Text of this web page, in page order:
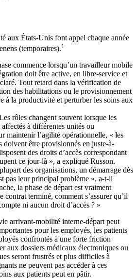
aux États-Unis font appel chaque année
(temporaires).1
commence lorsqu’un travailleur mobile
doit être active, en libre-service et
Tout retard dans la vérification de
des habilitations ou le provisionnement
à la productivité et perturber les soins aux
rôles changent souvent lorsque les
à différentes unités ou
maintenir l’agilité opérationnelle, « les
doivent être provisionnés en juste-à-
des droits d’accès correspondant
ce jour-là », a expliqué Russon.
des organisations, un démarrage dès
pas leur principal problème », a-t-il
la phase de départ est vraiment
terminé, comment s’assurer qu’il
ni aucun droit d’accès ? »
arrivant-mobilité interne-départ peut
pour les employés, les patients
confrontés à une forte friction
aux dossiers médicaux électroniques ou
seront frustrés et plus difficiles à
ne peuvent pas accéder à ces
aux patients peut en pâtir.